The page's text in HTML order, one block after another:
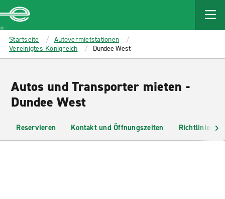
MAIN
CONTENT
Enterprise
Startseite
Autovermietstationen
Vereinigtes Königreich
Dundee West
Autos und Transporter mieten -
Dundee West
Reservieren Kontakt und Öffnungszeiten Richtlinien